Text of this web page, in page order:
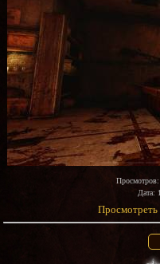
Просмотров
Дата:
Просмотреть